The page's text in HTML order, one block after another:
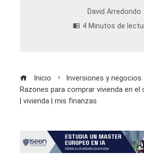
David Arredondo
4 Minutos de
Inicio
Inversiones y negocios
Razones para comprar vivienda en
| vivienda | mis finanzas